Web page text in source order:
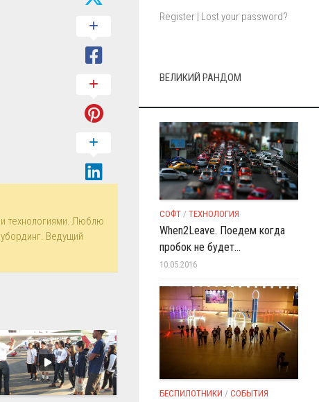
технологиями. Люблю
Ведущий
Register | Lost your password?
ВЕЛИКИЙ РАНДОМ
СОФТ / ТЕХНОЛОГИЯ
When2Leave. Поедем когда
пробок не будет…
10.05.2016
БЕСПИЛОТНИКИ / СОБЫТИЯ